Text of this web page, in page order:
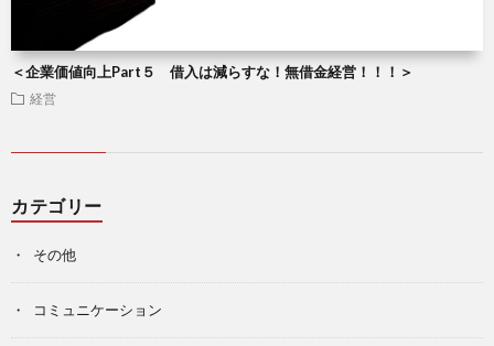
＜企業価値向上Part５ 借入は減らすな！無借金経営！！！＞
経営
カテゴリー
その他
コミュニケーション